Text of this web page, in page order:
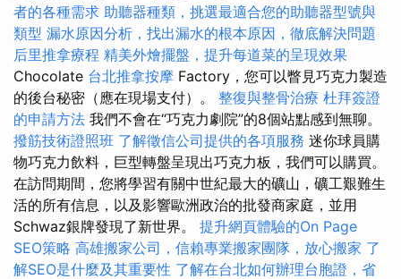
者的各種需求 助聽器種類，挑選最適合您的助聽器型號與
類型 漏水原因分析，找出漏水的根本原因，徹底解決問題
后里推拿療程 精美外燴擺盤，提升每道菜的呈現效果
Chocolate 台北推拿按摩 Factory，您可以瞥見巧克力製造
的後台秘密（應在現場支付）。 整復與整骨治療 杜拜簽證
的申請方法 我們不會在“巧克力劇院”的8個站點感到無聊。
撥筋技術證照班 了解徵信公司提供的各項服務 迷你球員購
物巧克力飲料，巨型轉盤呈現出巧克力板，我們可以購買。
在訪問期間，您將學習有關中世紀最大的礦山，礦工艱難生
活的所有信息，以及影響歐洲政治的批發商家庭，並用
Schwaz銀牌發現了新世界。 提升網頁體驗的On Page
SEO策略 高雄搬家公司，信賴專業搬家團隊，放心搬家 了
解SEO是什麼及其重要性 了解在台北如何辦理台胞證，省